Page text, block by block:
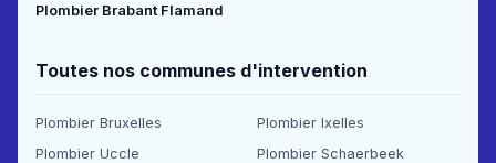
Plombier Brabant Flamand
Toutes nos communes d'intervention
Plombier Bruxelles
Plombier Ixelles
Plombier Uccle
Plombier Schaerbeek